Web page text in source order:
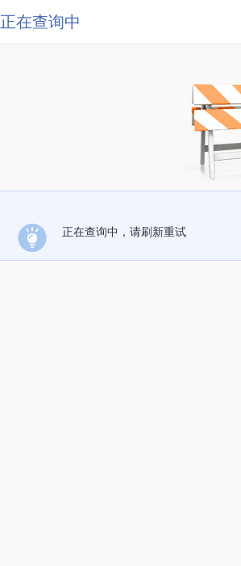
正在查询中
正在查询中，请刷新重试